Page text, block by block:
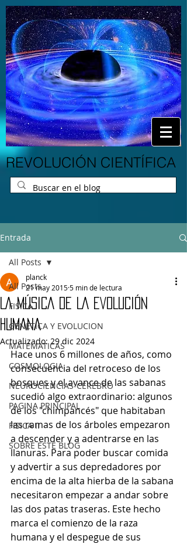
REVOLUCIÓN CIENTÍFICA
Entrada
All Posts
FISICA
GENETICA Y EVOLUCION
MATEMATICAS
COSMOLOGIA
NEUROCIENCIAS-CEREBRO
PAGINA PRINCIPAL
FISICA II
SOBRE ESTE BLOG
All Posts
LA MÚSICA DE LA EVOLUCIÓN
HUMANA
planck
21 may 20155 min de lectura
Actualizado:29 dic 2024
Hace unos 6 millones de años, como
consecuencia del retroceso de los
bosques y el avance de las sabanas
sucedió algo extraordinario: algunos
de los "chimpancés" que habitaban
las ramas de los árboles empezaron
a descender y a adentrarse en las
llanuras. Para poder buscar comida
y advertir a sus depredadores por
encima de la alta hierba de la sabana
necesitaron empezar a andar sobre
las dos patas traseras. Este hecho
marca el comienzo de la raza
humana y el despegue de sus